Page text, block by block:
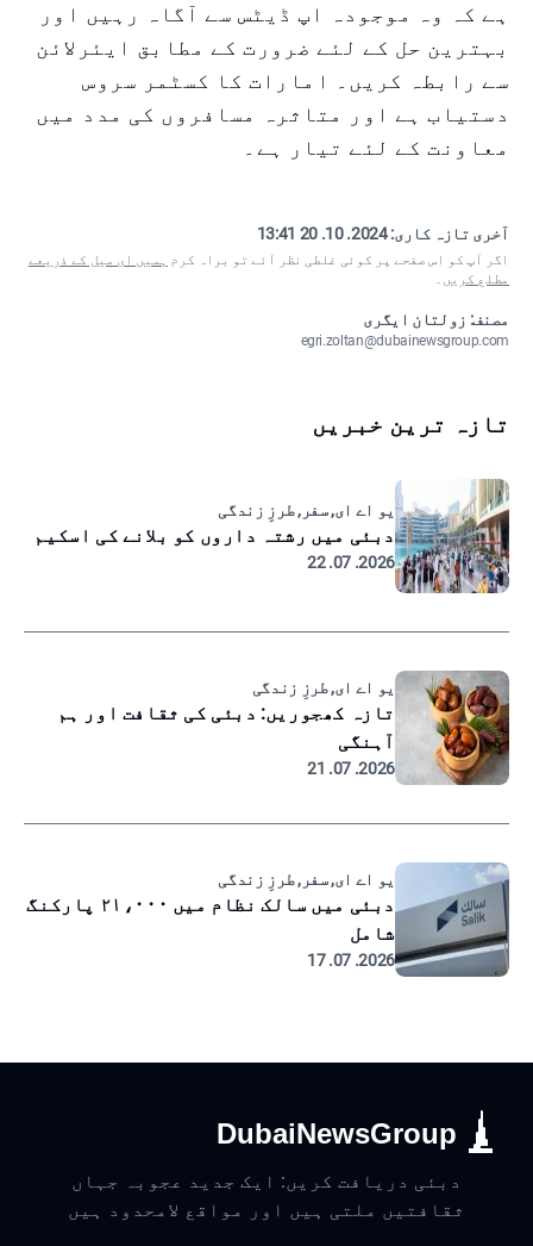
ہے کہ وہ موجودہ اپ ڈیٹس سے آگاہ رہیں اور
بہترین حل کے لئے ضرورت کے مطابق ایئرلائن
سے رابطہ کریں۔ امارات کا کسٹمر سروس
دستیاب ہے اور متاثرہ مسافروں کی مدد میں
معاونت کے لئے تیار ہے۔
آخری تازہ کاری:2024. 10. 20 13:41
اگر آپ کو اس صفحے پر کوئی غلطی نظر آئے تو براہ کرم ہمیں ای میل کے ذریعے
مطلع کریں ۔
مصنف: زولتان ایگری
egri.zoltan@dubainewsgroup.com
تازہ ترین خبریں
یو اے ای, سفر, طرزِ زندگی
دبئی میں رشتہ داروں کو بلانے کی اسکیم
2026. 07. 22
یو اے ای, طرزِ زندگی
تازہ کھجوریں: دبئی کی ثقافت اور ہم
آہنگی
2026. 07. 21
یو اے ای, سفر, طرزِ زندگی
دبئی میں سالک نظام میں ۲۱،۰۰۰ پارکنگ
شامل
2026. 07. 17
DubaiNewsGroup
دبئی دریافت کریں: ایک جدید عجوبہ جہاں
ثقافتیں ملتی ہیں اور مواقع لامحدود ہیں